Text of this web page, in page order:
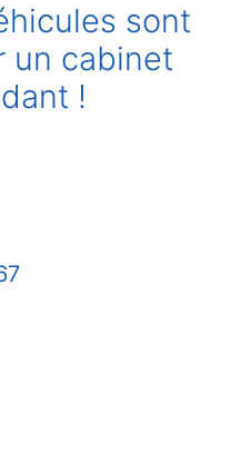
sont
un cabinet
!